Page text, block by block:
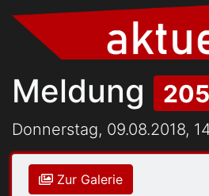
Meldung
Donnerstag, 09.08.2018,
Zur Galerie